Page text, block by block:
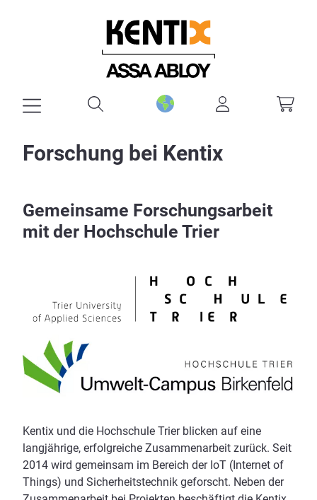
Forschung bei Kentix
Gemeinsame Forschungsarbeit
mit der Hochschule Trier
Kentix und die Hochschule Trier blicken auf eine
langjährige, erfolgreiche Zusammenarbeit zurück. Seit
2014 wird gemeinsam im Bereich der IoT (Internet of
Things) und Sicherheitstechnik geforscht. Neben der